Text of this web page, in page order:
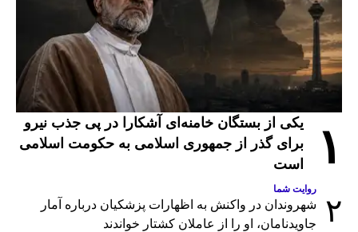
۱
یکی از بستگان خامنه‌ای آشکارا در پی جذب نیرو
برای گذر از جمهوری اسلامی به حکومت اسلامی
است
۲
روایت شما
شهروندان در واکنش به اظهارات پزشکیان درباره آمار
جاویدنامان، او را از عاملان کشتار خواندند